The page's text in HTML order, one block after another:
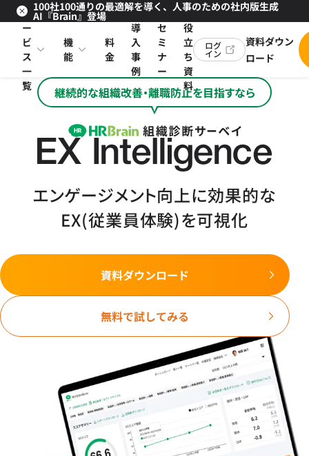
100社100通りの最適解を導く、人事のための社内版生成
AI『Brain』登場
サ
ー
ビ
ス
一
覧
機
能
料
金
導
入
事
例
セ
ミ
ナ
ー
お
役
立
ち
資
料
ログ
イン
資料ダウン
ロード
継続的な組織改善・離職防止を目指すなら
エンゲージメント向上に効果的な
EX(従業員体験)を可視化
資料ダウンロード
無料で試してみる